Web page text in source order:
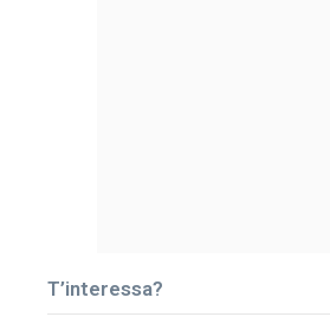
T’interessa?